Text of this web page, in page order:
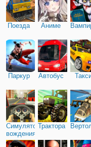
Поезда Аниме
Паркур Автобус
Симулятор
вождения
Трактора